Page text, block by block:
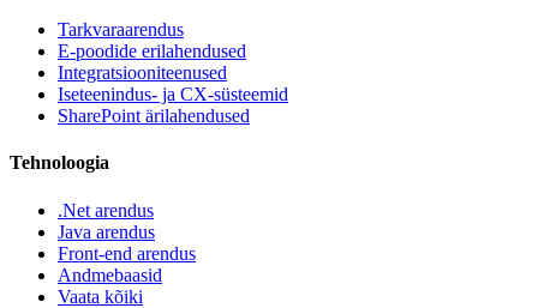
Tarkvaraarendus
E-poodide erilahendused
Integratsiooniteenused
Iseteenindus- ja CX-süsteemid
SharePoint ärilahendused
Tehnoloogia
.Net arendus
Java arendus
Front-end arendus
Andmebaasid
Vaata kõiki